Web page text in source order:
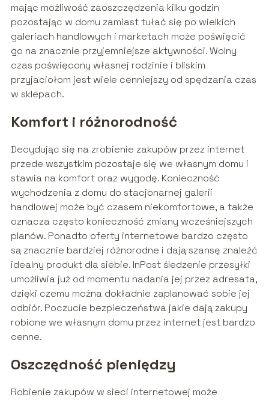
mając możliwość zaoszczędzenia kilku godzin
pozostając w domu zamiast tułać się po wielkich
galeriach handlowych i marketach może poświęcić
go na znacznie przyjemniejsze aktywności. Wolny
czas poświęcony własnej rodzinie i bliskim
przyjaciołom jest wiele cenniejszy od spędzania czas
w sklepach.
Komfort i różnorodność
Decydując się na zrobienie zakupów przez internet
przede wszystkim pozostaje się we własnym domu i
stawia na komfort oraz wygodę. Konieczność
wychodzenia z domu do stacjonarnej galerii
handlowej może być czasem niekomfortowe, a także
oznacza często konieczność zmiany wcześniejszych
planów. Ponadto oferty internetowe bardzo często
są znacznie bardziej różnorodne i dają szansę znaleźć
idealny produkt dla siebie. InPost śledzenie przesyłki
umożliwia już od momentu nadania jej przez adresata,
dzięki czemu można dokładnie zaplanować sobie jej
odbiór. Poczucie bezpieczeństwa jakie dają zakupy
robione we własnym domu przez internet jest bardzo
cenne.
Oszczędność pieniędzy
Robienie zakupów w sieci internetowej może